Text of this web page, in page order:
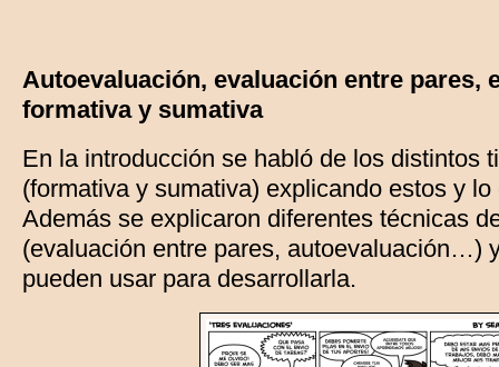
Autoevaluación, evaluación entre pares,
formativa y sumativa
En la introducción se habló de los distintos
(formativa y sumativa) explicando estos y
Además se explicaron diferentes técnicas
(evaluación entre pares, autoevaluación…)
pueden usar para desarrollarla.